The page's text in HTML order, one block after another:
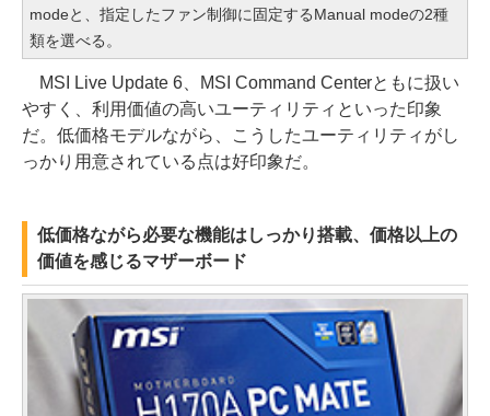
modeと、指定したファン制御に固定するManual modeの2種
類を選べる。
MSI Live Update 6、MSI Command Centerともに扱い
やすく、利用価値の高いユーティリティといった印象
だ。低価格モデルながら、こうしたユーティリティがし
っかり用意されている点は好印象だ。
低価格ながら必要な機能はしっかり搭載、価格以上の
価値を感じるマザーボード